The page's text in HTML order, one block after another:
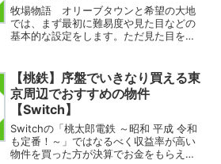
牧場物語 オリーブタウンと希望の大地
では、まず最初に難易度や見た目などの
基本的な設定をします。ただ見た目を決
性別を設定することは出来ないの？設定
する方法は？ということを...
【桃鉄】序盤でいきなり買える東
京周辺でおすすめの物件
【Switch】
Switchの「桃太郎電鉄 ～昭和 平成 令和
も定番！～」ではなるべく収益率が高い
物件を買った方が決算でお金をもらえま